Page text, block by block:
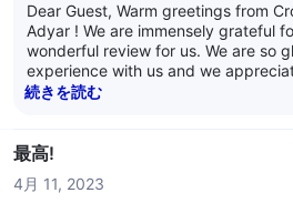
Dear Guest, Warm greetings from Crowne Plaza Chennai
Adyar ! We are immensely grateful for your writing such
wonderful review for us. We are so
experience with us and we
out to review us. Crowne Plaza Chennai Adyar Park aims to
We eagerly look forward to hosting
Crowne Plaza Chennai Adyar Park
続きを読む
最高!
4月 11, 2023